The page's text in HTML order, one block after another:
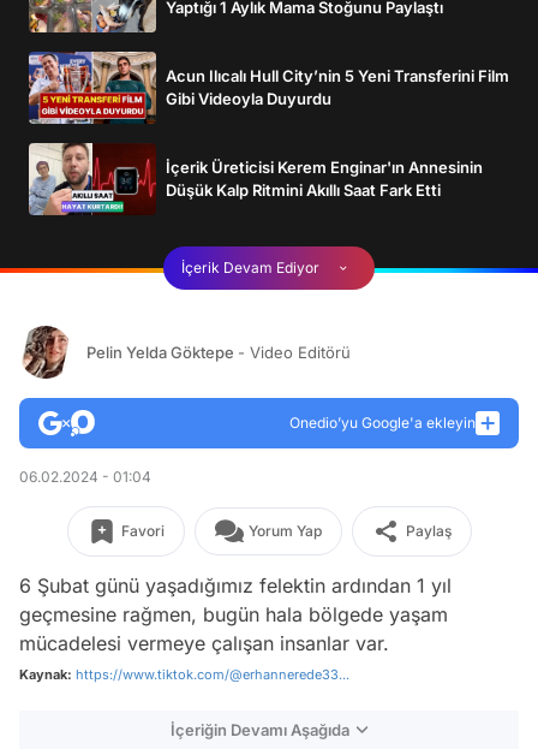
Yaptığı 1 Aylık Mama Stoğunu Paylaştı
Acun Ilıcalı Hull City’nin 5 Yeni Transferini Film
Gibi Videoyla Duyurdu
İçerik Üreticisi Kerem Enginar'ın Annesinin
Düşük Kalp Ritmini Akıllı Saat Fark Etti
İçerik Devam Ediyor
Pelin Yelda Göktepe - Video Editörü
Onedio’yu Google'a ekleyin
06.02.2024 - 01:04
Favori Yorum Yap Paylaş
6 Şubat günü yaşadığımız felektin ardından 1 yıl
geçmesine rağmen, bugün hala bölgede yaşam
mücadelesi vermeye çalışan insanlar var.
Kaynak: https://www.tiktok.com/@erhannerede33...
İçeriğin Devamı Aşağıda